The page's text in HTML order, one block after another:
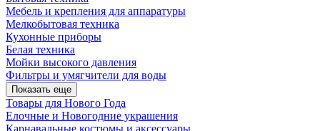
Мебель и крепления для аппаратуры
Мелкобытовая техника
Кухонные приборы
Белая техника
Мойки высокого давления
Фильтры и умягчители для воды
Показать еще
Товары для Нового Года
Елочные и Новогодние украшения
Карнавальные костюмы и аксессуары